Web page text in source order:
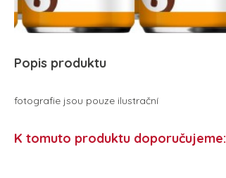
Popis produktu
fotografie jsou pouze ilustrační
K tomuto produktu doporučujeme: